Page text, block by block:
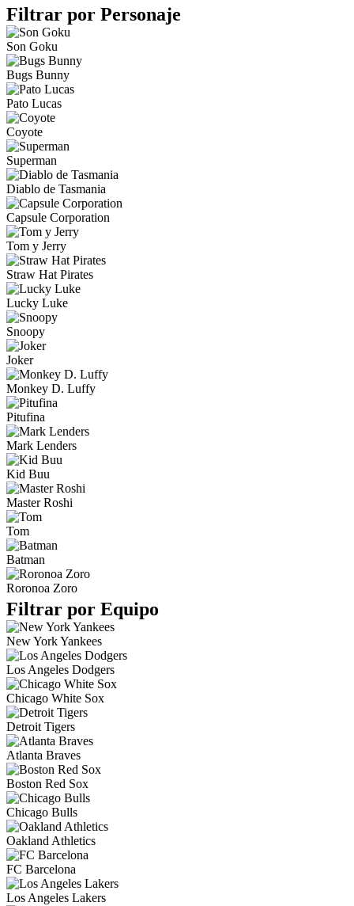
Filtrar por Personaje
Son Goku
Bugs Bunny
Pato Lucas
Coyote
Superman
Diablo de Tasmania
Capsule Corporation
Tom y Jerry
Straw Hat Pirates
Lucky Luke
Snoopy
Joker
Monkey D. Luffy
Pitufina
Mark Lenders
Kid Buu
Master Roshi
Tom
Batman
Roronoa Zoro
Filtrar por Equipo
New York Yankees
Los Angeles Dodgers
Chicago White Sox
Detroit Tigers
Atlanta Braves
Boston Red Sox
Chicago Bulls
Oakland Athletics
FC Barcelona
Los Angeles Lakers